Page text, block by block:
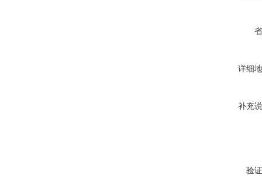
详细
补充
验